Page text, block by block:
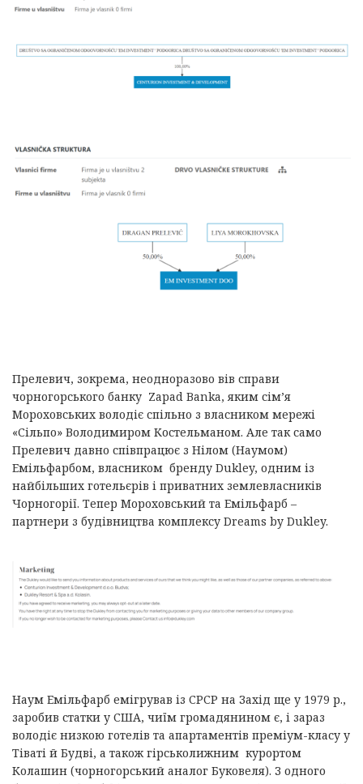
Прелевич, зокрема, неодноразово вів справи
чорногорського банку Zapad Banka, яким сім’я
Мороховських володіє спільно з власником мережі
«Сільпо» Володимиром Костельманом. Але так само
Прелевич давно співпрацює з Нілом (Наумом)
Емільфарбом, власником бренду Dukley, одним із
найбільших готельєрів і приватних землевласників
Чорногорії. Тепер Мороховський та Емільфарб –
партнери з будівництва комплексу Dreams by Dukley.
Наум Емільфарб емігрував із СРСР на Захід ще у 1979 р.,
заробив статки у США, чиїм громадянином є, і зараз
володіє низкою готелів та апартаментів преміум-класу у
Тіваті й Будві, а також гірськолижним курортом
Колашин (чорногорський аналог Буковеля). З одного